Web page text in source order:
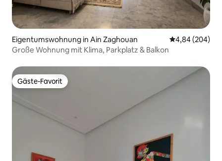
Eigentumswohnung in Ain Zaghouan
4,84 (204)
Große Wohnung mit Klima, Parkplatz & Balkon
Gäste-Favorit
Gäste-Favorit